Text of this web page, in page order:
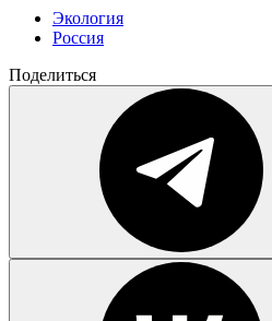
Экология
Россия
Поделиться